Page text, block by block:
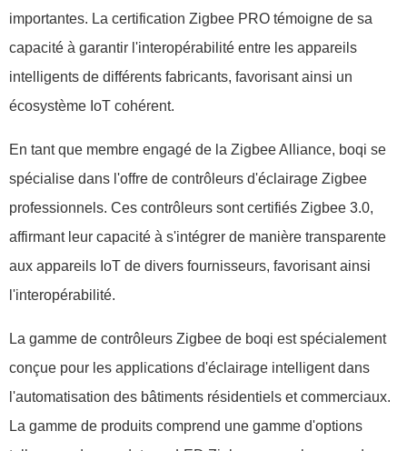
importantes. La certification Zigbee PRO témoigne de sa
capacité à garantir l'interopérabilité entre les appareils
intelligents de différents fabricants, favorisant ainsi un
écosystème IoT cohérent.
En tant que membre engagé de la Zigbee Alliance, boqi se
spécialise dans l'offre de contrôleurs d'éclairage Zigbee
professionnels. Ces contrôleurs sont certifiés Zigbee 3.0,
affirmant leur capacité à s'intégrer de manière transparente
aux appareils IoT de divers fournisseurs, favorisant ainsi
l'interopérabilité.
La gamme de contrôleurs Zigbee de boqi est spécialement
conçue pour les applications d'éclairage intelligent dans
l'automatisation des bâtiments résidentiels et commerciaux.
La gamme de produits comprend une gamme d'options